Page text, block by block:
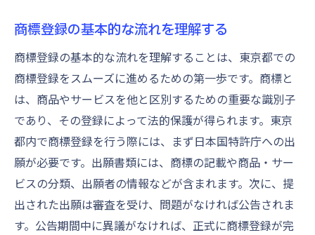
商標登録の基本的な流れを理解する
商標登録の基本的な流れを理解することは、東京都での
商標登録をスムーズに進めるための第一歩です。商標と
は、商品やサービスを他と区別するための重要な識別子
であり、その登録によって法的保護が得られます。東京
都内で商標登録を行う際には、まず日本国特許庁への出
願が必要です。出願書類には、商標の記載や商品・サー
ビスの分類、出願者の情報などが含まれます。次に、提
出された出願は審査を受け、問題がなければ公告されま
す。公告期間中に異議がなければ、正式に商標登録が完